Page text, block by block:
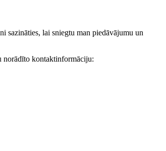
sazināties, lai sniegtu man piedāvājumu un
norādīto kontaktinformāciju: